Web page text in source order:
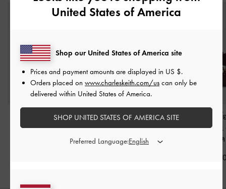
กระเป๋าโท้ทขนาดมินิรุ่น
Delfina-สีดำอะไหล่สี
กระเป๋าโท้ทขนาดมินิรุ่น
Delfina-สีดิสเทรสด์แทน
฿3,190.00
กระเป๋าโท้ทพร้
มลูกปัดรุ่น Baral
เบอร์รี่เรด
฿3,590.00
United States of America
Shop our United States of America site
Prices and payment amounts are displayed in US $.
Orders placed on www.charleskeith.com/us can only be
delivered within United States of America.
SHOP UNITED STATES OF AMERICA SITE
Preferred Language: